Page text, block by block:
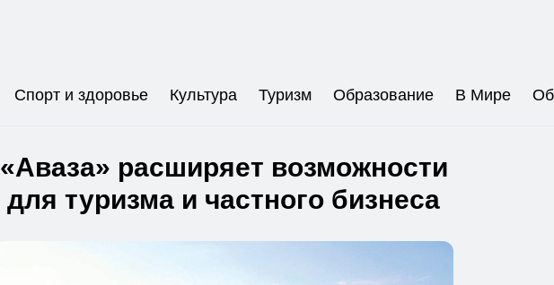
Спорт и здоровье Культура Туризм Образование В Мире
«Аваза» расширяет возможности
для туризма и частного бизнеса